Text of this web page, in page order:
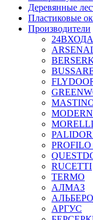
Деревянные
Пластиковые
Производители
MORELLI
PROFILO
RUCETTI
TERMO
АЛМАЗ
АЛЬБЕРО
АРГУС